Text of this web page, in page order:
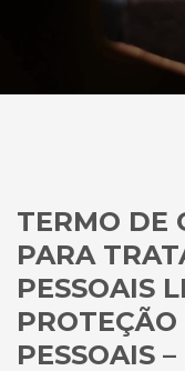
TERMO DE
PARA
PESSOAIS
PESSOAIS